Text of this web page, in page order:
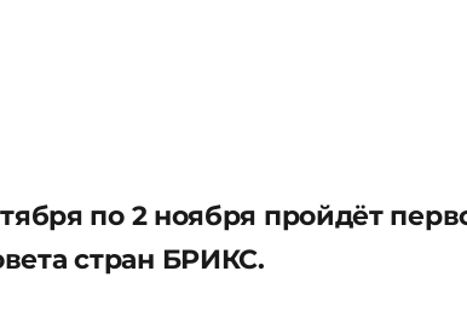
по 2 ноября пройдёт
стран БРИКС.